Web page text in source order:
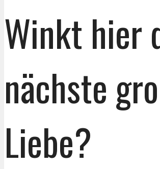
Winkt hier
nächste
Liebe?